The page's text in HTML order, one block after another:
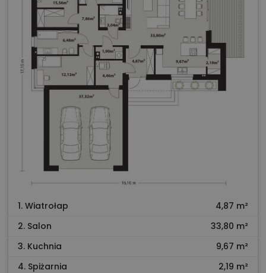
1. Wiatrołap
4,87 m²
2. Salon
33,80 m²
3. Kuchnia
9,67 m²
4. Spiżarnia
2,19 m²